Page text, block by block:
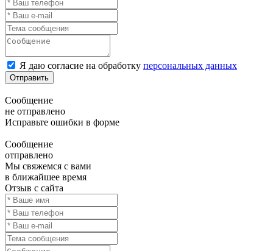
Я даю согласие на обработку персональных данных
Отправить
Сообщение
не отправлено
Исправьте ошибки в форме
Сообщение
отправлено
Мы свяжемся с вами
в ближайшее время
Отзыв с сайта